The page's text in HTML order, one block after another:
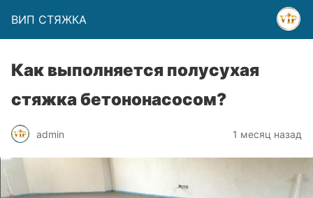
ВИП СТЯЖКА
Как выполняется полусухая
стяжка бетононасосом?
admin 1 месяц назад